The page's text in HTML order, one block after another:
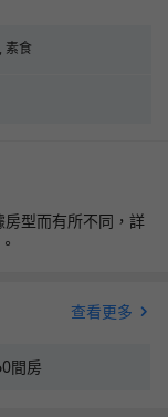
素食
型而有所不同，詳
查看更多
間房